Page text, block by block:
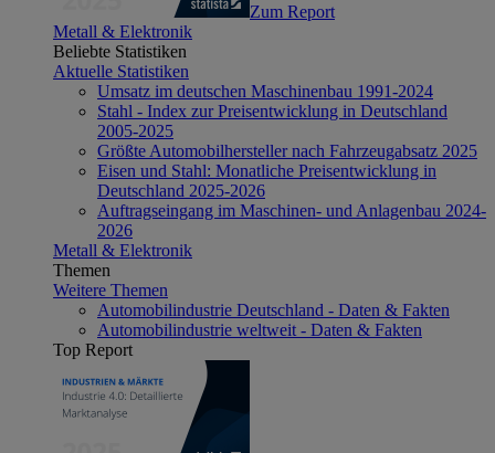
Zum Report
Metall & Elektronik
Beliebte Statistiken
Aktuelle Statistiken
Umsatz im deutschen Maschinenbau 1991-2024
Stahl - Index zur Preisentwicklung in Deutschland
2005-2025
Größte Automobilhersteller nach Fahrzeugabsatz 2025
Eisen und Stahl: Monatliche Preisentwicklung in
Deutschland 2025-2026
Auftragseingang im Maschinen- und Anlagenbau 2024-
2026
Metall & Elektronik
Themen
Weitere Themen
Automobilindustrie Deutschland - Daten & Fakten
Automobilindustrie weltweit - Daten & Fakten
Top Report